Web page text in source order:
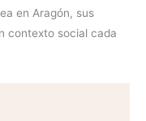
en Aragón, sus
contexto social cada